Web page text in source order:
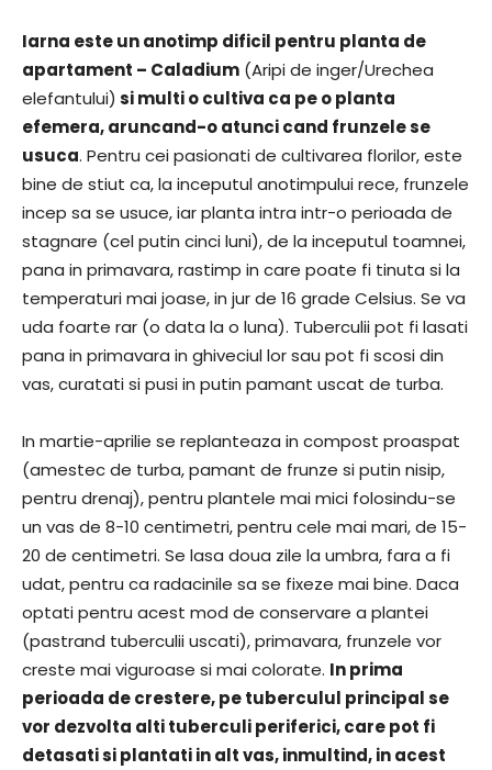
Iarna este un anotimp dificil pentru planta de
apartament – Caladium (Aripi de inger/Urechea
elefantului) si multi o cultiva ca pe o planta
efemera, aruncand-o atunci cand frunzele se
usuca. Pentru cei pasionati de cultivarea florilor, este
bine de stiut ca, la inceputul anotimpului rece, frunzele
incep sa se usuce, iar planta intra intr-o perioada de
stagnare (cel putin cinci luni), de la inceputul toamnei,
pana in primavara, rastimp in care poate fi tinuta si la
temperaturi mai joase, in jur de 16 grade Celsius. Se va
uda foarte rar (o data la o luna). Tuberculii pot fi lasati
pana in primavara in ghiveciul lor sau pot fi scosi din
vas, curatati si pusi in putin pamant uscat de turba.
In martie-aprilie se replanteaza in compost proaspat
(amestec de turba, pamant de frunze si putin nisip,
pentru drenaj), pentru plantele mai mici folosindu-se
un vas de 8-10 centimetri, pentru cele mai mari, de 15-
20 de centimetri. Se lasa doua zile la umbra, fara a fi
udat, pentru ca radacinile sa se fixeze mai bine. Daca
optati pentru acest mod de conservare a plantei
(pastrand tuberculii uscati), primavara, frunzele vor
creste mai viguroase si mai colorate. In prima
perioada de crestere, pe tuberculul principal se
vor dezvolta alti tuberculi periferici, care pot fi
detasati si plantati in alt vas, inmultind, in acest